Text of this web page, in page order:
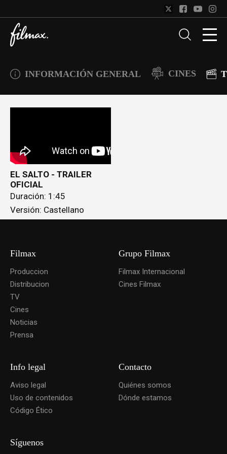
INFORMACIÓN GENERAL CINES
EL SALTO - TRAILER
OFICIAL
Duración: 1:45
Versión: Castellano
Filmax
Produccion
Distribucion
TV
Cines
Noticias
Prensa
Grupo Filmax
Filmax Internacional
Cines Filmax
Info legal
Aviso legal
Uso de contenidos
Código Ético
Contacto
Quiénes somos
Dónde estamos
Síguenos